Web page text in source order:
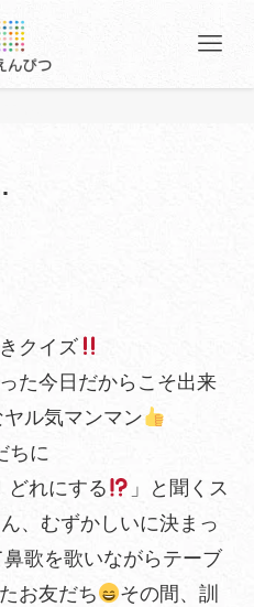
クイズ
た今日だからこそ出来
ル気マンマン
ちに
どれにする
」と聞くス
、むずかしいに決まっ
鼻歌を歌いながらテーブ
お友だち
その間、訓